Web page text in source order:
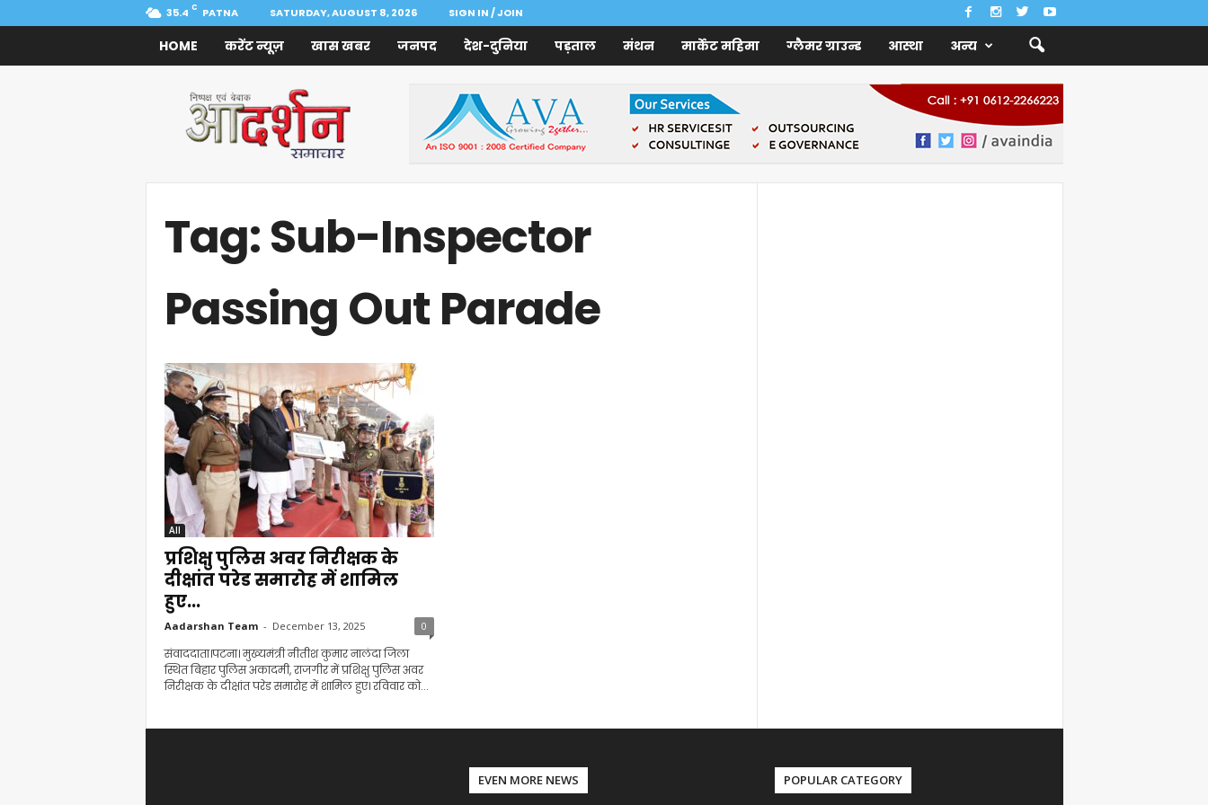
35.4 C PATNA SATURDAY, AUGUST 8, 2026 SIGN IN / JOIN
HOME करेंट न्यूज़ खास खबर जनपद देश-दुनिया पड़ताल मंथन मार्केट महिमा ग्लैमर ग्राउन्ड आस्था अन्य
Samachar
Tag: Sub-Inspector
Passing Out Parade
All
प्रशिक्षु पुलिस अवर निरीक्षक के
दीक्षांत परेड समारोह में शामिल
हुए...
Aadarshan Team - December 13, 2025 0
संवाददाता।पटना। मुख्यमंत्री नीतीश कुमार नालंदा जिला
स्थित बिहार पुलिस अकादमी, राजगीर में प्रशिक्षु पुलिस अवर
निरीक्षक के दीक्षांत परेड समारोह में शामिल हुए। रविवार को...
EVEN MORE NEWS POPULAR CATEGORY